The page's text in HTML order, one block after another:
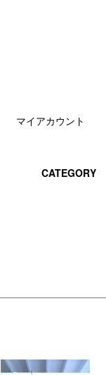
CATEGORY
マイアカウント